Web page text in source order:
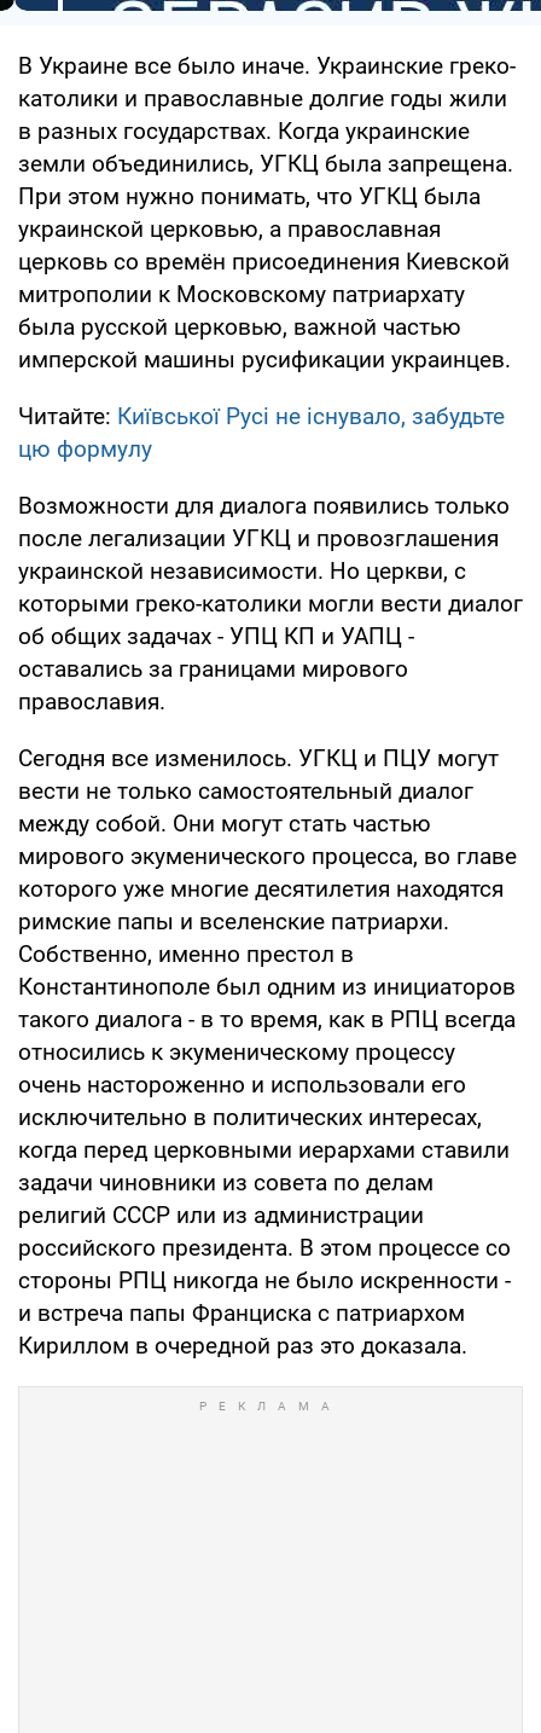
В Украине все было иначе. Украинские греко-
католики и православные долгие годы жили
в разных государствах. Когда украинские
земли объединились, УГКЦ была запрещена.
При этом нужно понимать, что УГКЦ была
украинской церковью, а православная
церковь со времён присоединения Киевской
митрополии к Московскому патриархату
была русской церковью, важной частью
имперской машины русификации украинцев.
Читайте: Київської Русі не існувало, забудьте
цю формулу
Возможности для диалога появились только
после легализации УГКЦ и провозглашения
украинской независимости. Но церкви, с
которыми греко-католики могли вести диалог
об общих задачах - УПЦ КП и УАПЦ -
оставались за границами мирового
православия.
Сегодня все изменилось. УГКЦ и ПЦУ могут
вести не только самостоятельный диалог
между собой. Они могут стать частью
мирового экуменического процесса, во главе
которого уже многие десятилетия находятся
римские папы и вселенские патриархи.
Собственно, именно престол в
Константинополе был одним из инициаторов
такого диалога - в то время, как в РПЦ всегда
относились к экуменическому процессу
очень настороженно и использовали его
исключительно в политических интересах,
когда перед церковными иерархами ставили
задачи чиновники из совета по делам
религий СССР или из администрации
российского президента. В этом процессе со
стороны РПЦ никогда не было искренности -
и встреча папы Франциска с патриархом
Кириллом в очередной раз это доказала.